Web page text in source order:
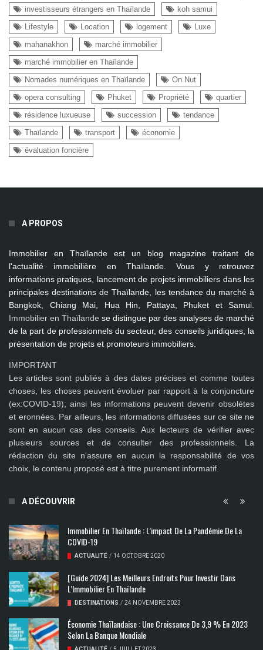
investisseurs étrangers en Thaïlande
koh samui
Lifestyle
Location logement
Luxe
mahanakhon
marché immobilier
marché immobilier en Thaïlande
Nomades numériques en Thaïlande
On Nut
opera consulting
Phuket Propriété
quartier
résidence luxueuse
succession
tendance
Thaïlande
transport
économie
évaluation foncière
A PROPOS
Immobilier en Thaïlande est un blog magazine traitant de
l'actualité immobilière en Thaïlande. Vous y retrouvez
informations pratiques, lancement de projets immobiliers dans les
principales destinations de Thaïlande, les tendance du marché à
Bangkok, Chiang Mai, Hua Hin, Pattaya, Phuket et Samui
Immobilier en Thaïlande se distingue par des analyses de marché
de la part de professionnels du secteur, des conseils juridiques, la
présentation de projets et promoteurs immobiliers.
IMPORTANT
Les articles sont publiés à des dates précises et comme toutes
choses, les choses peuvent évoluer par rapport à la conjoncture
(ex:COVID-19); ainsi les informations peuvent devenir obsolétes
et eronnées. Par ailleurs, les informations diffusées sur ce site ne
sont en aucun cas des conseils. Aux lecteurs de vérifier avec
plusieurs sources et de consulter des professionnels. La
rédaction du site n'assure en aucun la responsabilité de vos
choix, le contenu proposé est à titre purement informatif.
A DÉCOUVRIR
Immobilier En Thaïlande : L’impact De La Pandémie De La
COVID-19
ACTUALITÉ / 14 OCTOBRE 2020
[Guide 2024] Les Meilleurs Endroits Pour Investir Dans
L’Immobilier En Thaïlande
DESTINATIONS / 24 NOVEMBRE 2023
Économie Thaïlandaise : Une Croissance De 3,9 % En 2023
Selon La Banque Mondiale